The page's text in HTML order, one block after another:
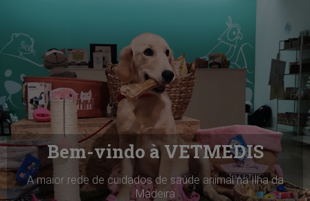
Bem-vindo à VETMEDIS
A maior rede de cuidados de saúde animal na Ilha da
Madeira